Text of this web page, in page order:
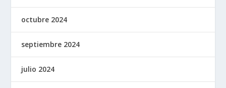
octubre 2024
septiembre 2024
julio 2024